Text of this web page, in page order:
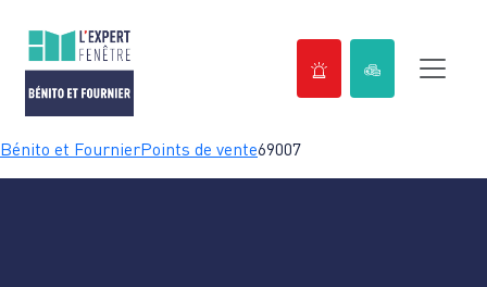
Passer
Bénito et FournierPoints de vente69007